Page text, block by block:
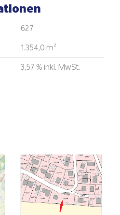
627
1.354,0 m²
3,57 % inkl. MwSt.